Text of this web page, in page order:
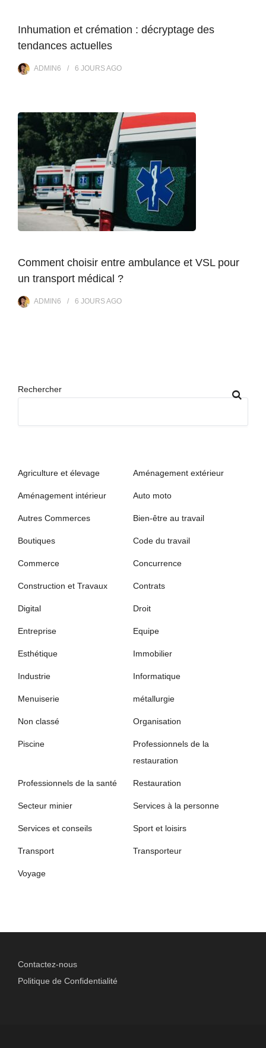
Inhumation et crémation : décryptage des
tendances actuelles
ADMIN6 6 JOURSAGO
Comment choisir entre ambulance et VSL pour
un transport médical ?
ADMIN6 6 JOURSAGO
Rechercher
Agriculture et élevage Aménagement extérieur
Aménagement intérieur Auto moto
Autres Commerces Bien-être au travail
Boutiques Code du travail
Commerce Concurrence
Construction et Travaux Contrats
Digital Droit
Entreprise Equipe
Esthétique Immobilier
Industrie Informatique
Menuiserie métallurgie
Non classé Organisation
Piscine
Professionnels de la
restauration
Professionnels de la santé Restauration
Secteur minier Services à la personne
Services et conseils Sport et loisirs
Transport Transporteur
Voyage
Contactez-nous
Politique de Confidentialité